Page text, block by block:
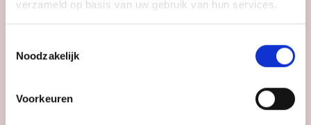
verzameld op basis van uw gebruik van hun services.
Noodzakelijk
Voorkeuren
contact met je op.